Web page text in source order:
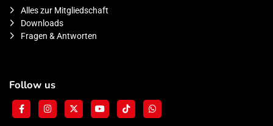
Alles zur Mitgliedschaft
Downloads
Fragen & Antworten
Follow us